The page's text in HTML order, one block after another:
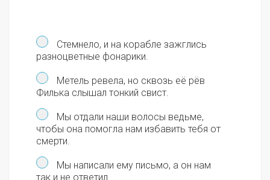
Стемнело, и на корабле зажглись
разноцветные фонарики.
Метель ревела, но сквозь её рёв
Филька слышал тонкий свист.
Мы отдали наши волосы ведьме,
чтобы она помогла нам избавить тебя от
смерти.
Мы написали ему письмо, а он нам
так и не ответил.